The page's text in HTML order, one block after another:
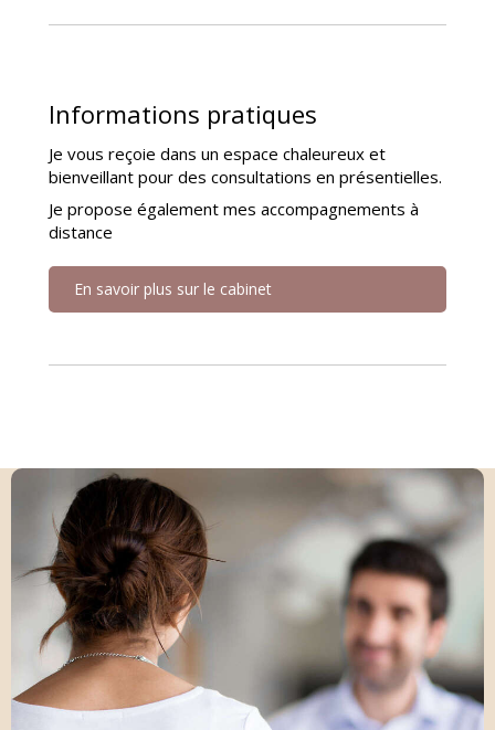
Informations pratiques
Je vous reçoie dans un espace chaleureux et
bienveillant pour des consultations en présentielles.
Je propose également mes accompagnements à
distance
En savoir plus sur le cabinet